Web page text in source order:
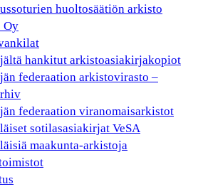
huoltosäätiön arkisto
Oy
hankitut arkistoasiakirjakopiot
federaation arkistovirasto –
federaation viranomaisarkistot
sotilasasiakirjat VeSA
maakunta-arkistoja